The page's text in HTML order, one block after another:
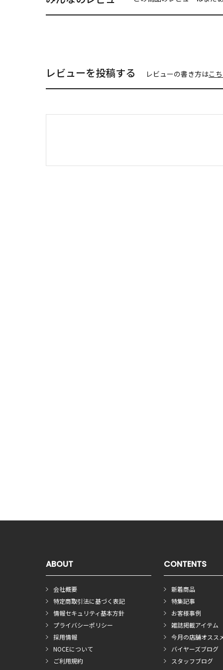
レビューを投稿する レビューの書き方はこ
ABOUT
会社概要
特定商取引法に基づく表記
情報セキュリティ基本方針
プライバシーポリシー
採用情報
NOCEについて
ご利用規約
CONTENTS
新着商品
特集記事
お客様事例
雑誌掲載アイテム
今月の店舗オスス
バイヤーズブログ
スタッフブログ